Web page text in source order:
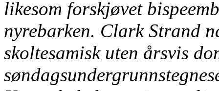
likesom forskjøvet
nyrebarken. Clark Strand
skoltesamisk uten årsvis